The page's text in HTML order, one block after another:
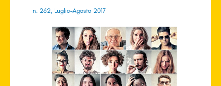
n. 262, Luglio-Agosto 2017